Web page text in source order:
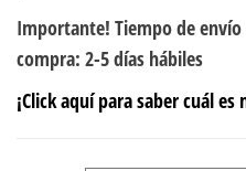
Importante! Tiempo de
compra: 2-5 días hábiles
¡Click aquí para saber cuál es